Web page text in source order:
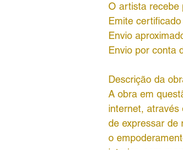
O artista recebe
Emite
Envio
Envio por conta
Descrição da
A obra em
internet, através
de expressar de
o